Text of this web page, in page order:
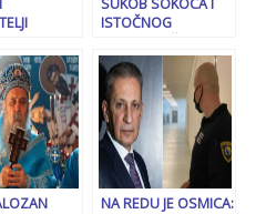
I VUČIĆ…”:
na
nakon
RS…
SUKOB SOKOCA I
ISTOČNOG
Milovan Bjelica
poručio
gradonačelniku
Ljubiši Ćosiću nakon
hapšenja Nešića i
Lučića?
NA REDU JE OSMICA: